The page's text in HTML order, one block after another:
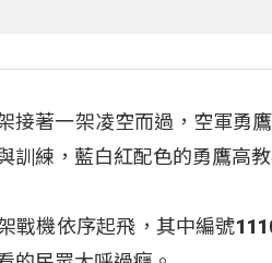
接著一架凌空而過，空軍勇
訓練，藍白紅配色的勇鷹高
戰機依序起飛，其中編號